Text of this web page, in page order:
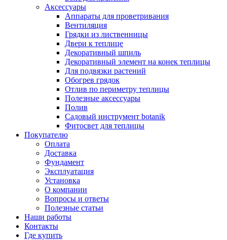
Аксессуары
Аппараты для проветривания
Вентиляция
Грядки из лиственницы
Двери к теплице
Декоративный шпиль
Декоративный элемент на конек теплицы
Для подвязки растений
Обогрев грядок
Отлив по периметру теплицы
Полезные аксессуары
Полив
Садовый инструмент botanik
Фитосвет для теплицы
Покупателю
Оплата
Доставка
Фундамент
Эксплуатация
Установка
О компании
Вопросы и ответы
Полезные статьи
Наши работы
Контакты
Где купить